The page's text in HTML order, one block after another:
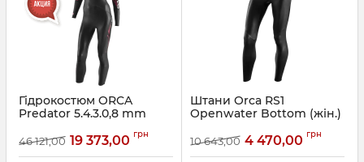
Гідрокостюм ORCA
Predator 5.4.3.0,8 mm
Артикул: JVNE4801
46 121,00 19 373,00 грн
Штани Orca RS1
Openwater Bottom (жін.)
10 643,00 4 470,00 грн